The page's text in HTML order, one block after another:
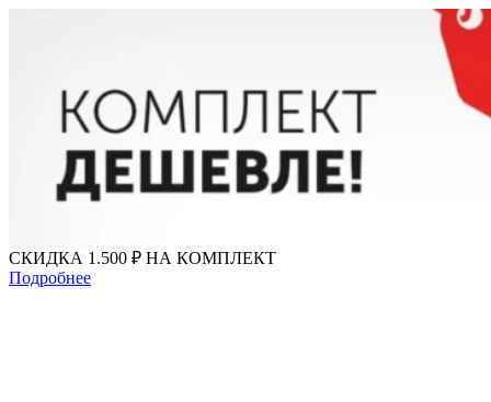
СКИДКА 1.500 ₽ НА КОМПЛЕКТ
Подробнее